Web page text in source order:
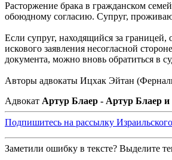
Расторжение брака в гражданском
обоюдному согласию. Супруг,
Если супруг, находящийся за границей,
искового заявления несогласной
документа, можно вновь обратиться в
Авторы адвокаты Ицхак Эйтан
Адвокат Артур Блаер - Артур Блаер
Подпишитесь на рассылку
Заметили ошибку в тексте? Выделите